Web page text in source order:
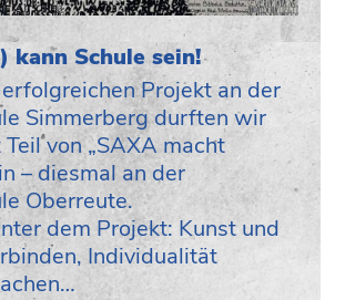
kann Schule sein!
Projekt an der
Simmerberg durften wir
von „SAXA macht
– diesmal an der
Oberreute.
dem Projekt: Kunst und
Individualität